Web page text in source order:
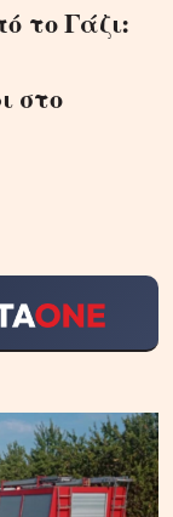
το Γάζι:
στο